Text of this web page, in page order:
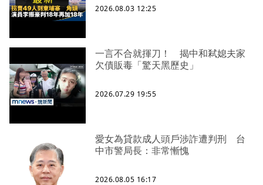
2026.08.03 12:25
一言不合就揮刀！ 揭中和弒媳夫家
欠債販毒「驚天黑歷史」
2026.07.29 19:55
愛女為貸款成人頭戶涉詐遭判刑 台
中市警局長：非常慚愧
2026.08.05 16:17